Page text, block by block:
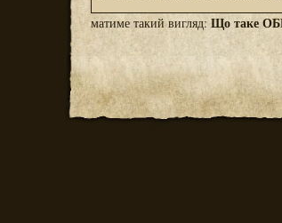
матиме такий вигляд:Що таке